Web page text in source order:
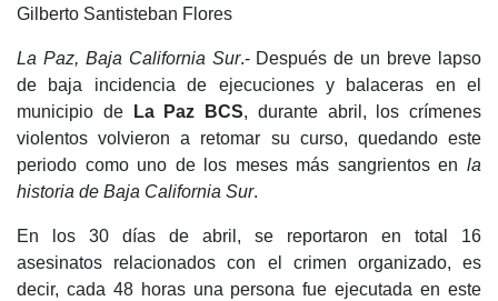
Gilberto Santisteban Flores
La Paz, Baja California Sur.- Después de un breve lapso
de baja incidencia de ejecuciones y balaceras en el
municipio de
La Paz BCS, durante abril, los crímenes
violentos volvieron a retomar su curso, quedando este
periodo como uno de los meses más sangrientos en la
historia de Baja California Sur.
En los 30 días de abril, se reportaron en total 16
asesinatos relacionados con el crimen organizado, es
decir, cada 48 horas una persona fue ejecutada en este